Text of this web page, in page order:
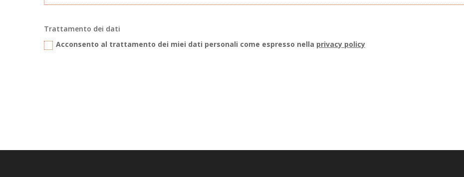
Trattamento dei dati
Acconsento al trattamento dei miei dati personali come espresso nella privacy policy